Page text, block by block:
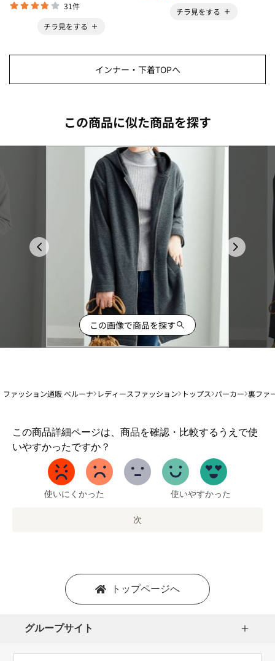
31件
チラ見をする
チラ見をする
インナー・下着TOPへ
この商品に似た商品を探す
この画像で商品を探す
ファッション通販 ベルーナ レディースファッション トップス パーカー 裏ファ
この商品詳細ページは、商品を確認・比較するうえで使
いやすかったですか？
1
か
使いにくかった 使いやすかった
次
トップページへ
グループサイト